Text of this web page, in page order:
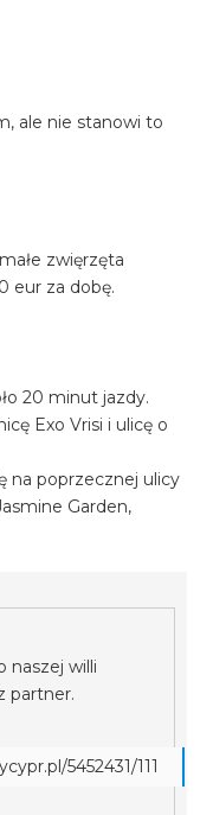
ale nie stanowi to
zwięrzęta
eur za dobę.
20 minut jazdy.
Exo Vrisi i ulicę o
na poprzecznej ulicy
Garden,
naszej willi
partner.
5452431/111